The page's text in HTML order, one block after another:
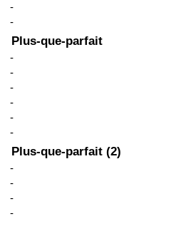
-
-
Plus-que-parfait
-
-
-
-
-
-
Plus-que-parfait (2)
-
-
-
-